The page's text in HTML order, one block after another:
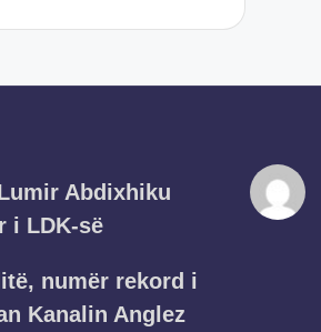
Abdixhiku
i LDK-së
numër rekord i
Kanalin Anglez